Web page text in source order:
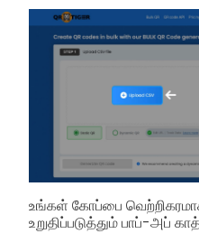
உங்கள் கோப்பை
உறுதிப்படுத்தும் பாப்-அப்